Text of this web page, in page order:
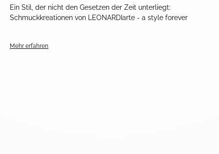
Ein Stil, der nicht den Gesetzen der Zeit unterliegt:
Schmuckkreationen von LEONARDIarte - a style forever
Mehr erfahren